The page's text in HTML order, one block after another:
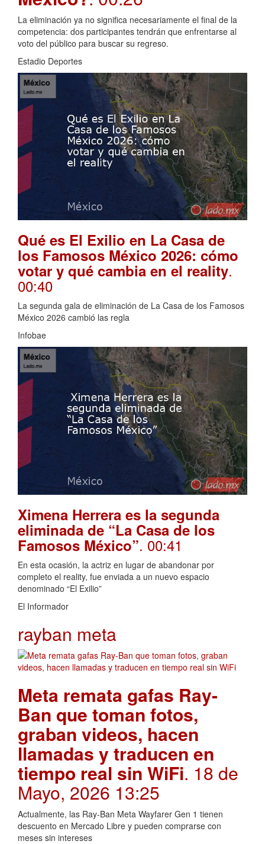
La eliminación ya no significa necesariamente el final de la
competencia: dos participantes tendrán que enfrentarse al
voto del público para buscar su regreso.
Estadio Deportes
Qué es El Exilio en La Casa de
los Famosos México 2026: cómo
votar y qué cambia en el reality.
00:40
La segunda gala de eliminación de La Casa de los Famosos
México 2026 cambió las regla
Infobae
Ximena Herrera es la segunda
eliminada de “La Casa de los
Famosos México”. 00:41
En esta ocasión, la actriz en lugar de abandonar por
completo el reality, fue enviada a un nuevo espacio
denominado “El Exilio”
El Informador
rayban meta
Meta remata gafas Ray-
Ban que toman fotos,
graban videos, hacen
llamadas y traducen en
tiempo real sin WiFi. 18 de
Mayo, 2026 13:25
Actualmente, las Ray-Ban Meta Wayfarer Gen 1 tienen
descuento en Mercado Libre y pueden comprarse con
meses sin intereses